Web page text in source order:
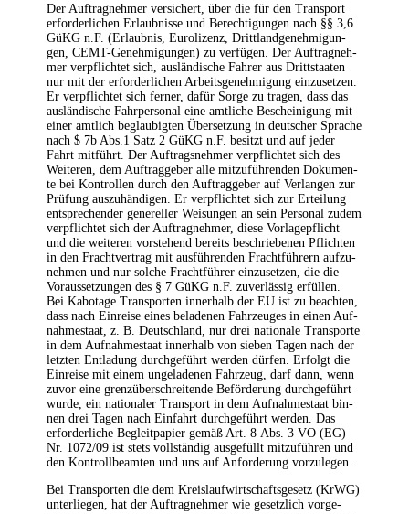
Der Auf­trag­neh­mer ver­si­chert, über die für den Trans­port
erfor­der­li­chen Erlaub­nis­se und Berech­ti­gun­gen nach §§ 3,6
GüKG n.F. (Erlaub­nis, Euro­li­zenz, Dritt­land­ge­neh­mi­gun­
gen, CEMT-Geneh­mi­gun­gen) zu ver­fü­gen. Der Auf­trag­neh­
mer ver­pflich­tet sich, aus­län­di­sche Fah­rer aus Dritt­staa­ten
nur mit der erfor­der­li­chen Arbeits­ge­neh­mi­gung ein­zu­set­zen.
Er ver­pflich­tet sich fer­ner, dafür Sor­ge zu tra­gen, dass das
aus­län­di­sche Fahr­per­so­nal eine amt­li­che Beschei­ni­gung mit
einer amt­lich beglau­big­ten Über­set­zung in deut­scher Spra­che
nach $ 7b Abs.1 Satz 2 GüKG n.F. besitzt und auf jeder
Fahrt mit­führt. Der Auf­trags­neh­mer ver­pflich­tet sich des
Wei­te­ren, dem Auf­trag­ge­ber alle mit­zu­füh­ren­den Doku­men­
te bei Kon­trol­len durch den Auf­trag­ge­ber auf Ver­lan­gen zur
Prü­fung aus­zu­hän­di­gen. Er ver­pflich­tet sich zur Ertei­lung
ent­spre­chen­der gene­rel­ler Wei­sun­gen an sein Per­so­nal zudem
ver­pflich­tet sich der Auf­trag­neh­mer, die­se Vor­la­ge­pflicht
und die wei­te­ren vor­ste­hend bereits beschrie­be­nen Pflich­ten
in den Fracht­ver­trag mit aus­füh­ren­den Fracht­füh­rern auf­zu­
neh­men und nur sol­che Fracht­füh­rer ein­zu­set­zen, die die
Vor­aus­set­zun­gen des § 7 GüKG n.F. zuver­läs­sig erfül­len.
Bei Kabo­ta­ge Trans­por­ten inner­halb der EU ist zu beach­ten,
dass nach Ein­rei­se eines bela­de­nen Fahr­zeu­ges in einen Auf­
nah­me­staat, z. B. Deutsch­land, nur drei natio­na­le Trans­por­te
in dem Auf­nah­me­staat inner­halb von sie­ben Tagen nach der
letz­ten Ent­la­dung durch­ge­führt wer­den dür­fen. Erfolgt die
Ein­rei­se mit einem unge­la­de­nen Fahr­zeug, darf dann, wenn
zuvor eine grenz­über­schrei­ten­de Beför­de­rung durch­ge­führt
wur­de, ein natio­na­ler Trans­port in dem Auf­nah­me­staat bin­
nen drei Tagen nach Ein­fahrt durch­ge­führt wer­den. Das
erfor­der­li­che Begleit­pa­pier gemäß Art. 8 Abs. 3 VO (EG)
Nr. 1072/09 ist stets voll­stän­dig aus­ge­füllt mit­zu­füh­ren und
den Kon­troll­be­am­ten und uns auf Anfor­de­rung vorzulegen.
Bei Trans­por­ten die dem Kreis­lauf­wirt­schafts­ge­setz (KrWG)
unter­lie­gen, hat der Auf­trag­neh­mer wie gesetz­lich vor­ge­